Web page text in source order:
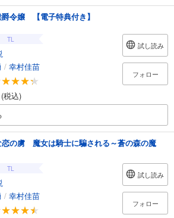
令嬢 【電子特典付き】
TL
/ 幸村佳苗
税込)
試し読み
フォロー
恋の虜 魔女は騎士に騙される～蒼の森の魔
TL
/ 幸村佳苗
試し読み
フォロー